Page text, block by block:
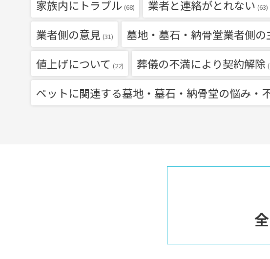
家族内にトラブル (68) 業者と連絡がとれない (63)
業者側の意見 (31) 墓地・墓石・納骨堂業者側の
値上げについて (22) 葬儀の不満により契約解除
ペットに関連する墓地・墓石・納骨堂の悩み・